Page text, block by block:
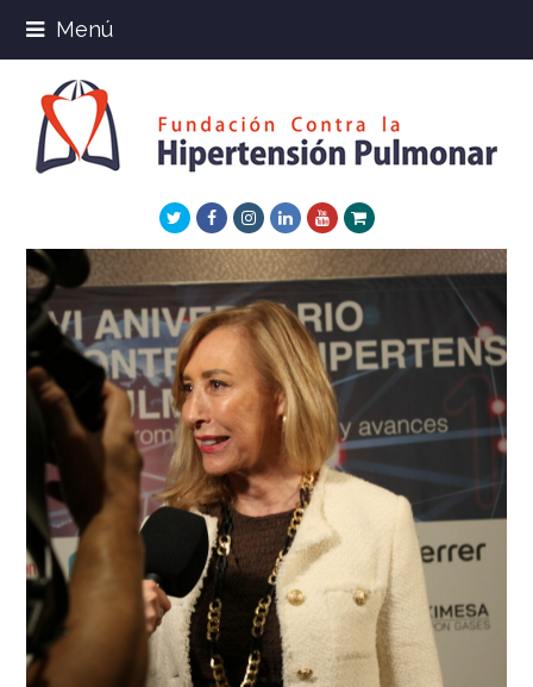
Menú
TwitterFacebookInstagram
LinkedInYoutube
Xing